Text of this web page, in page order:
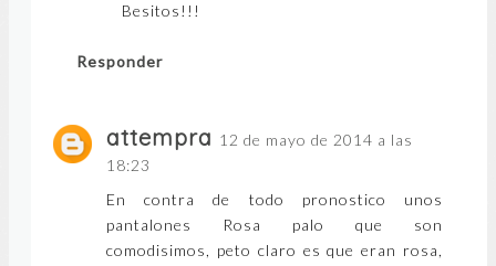
Besitos!!!
Responder
attempra 12 de mayo de 2014 a las
18:23
En contra de todo pronostico unos
pantalones Rosa palo que son
comodisimos, peto claro es que eran rosa,